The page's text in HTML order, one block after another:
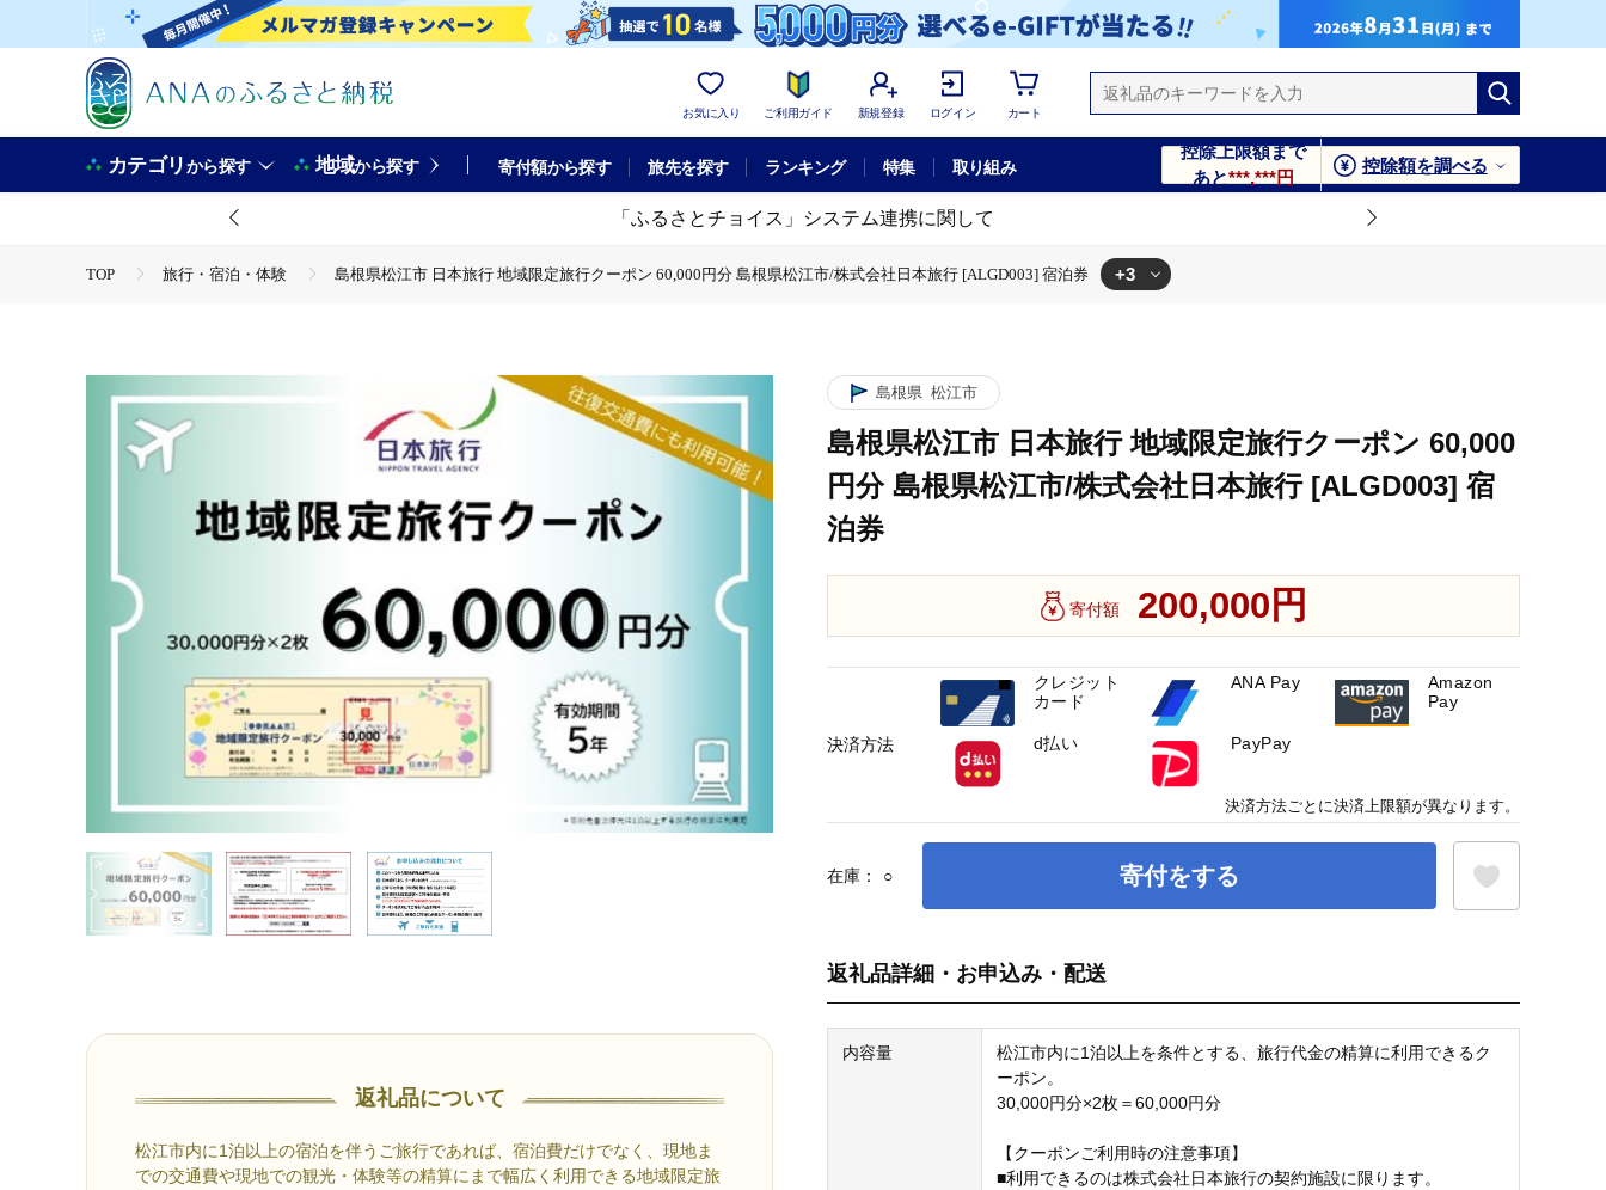
お気に入り ご利用ガイド 新規登録 ログイン カート
カテゴリから探す 地域から探す 寄付額から探す 旅先を探す ランキング 特集 取り組み
控除上限額まで
あと***,***円
控除額を調べる
「ふるさとチョイス」システム連携に関して
TOP 旅行・宿泊・体験 島根県松江市 日本旅行 地域限定旅行クーポン 60,000円分 島根県松江市/株式会社日本旅行 [ALGD003] 宿泊券 +3
返礼品について
松江市内に1泊以上の宿泊を伴うご旅行であれば、宿泊費だけでなく、現地ま
での交通費や現地での観光・体験等の精算にまで幅広く利用できる地域限定旅
島根県 松江市
島根県松江市 日本旅行 地域限定旅行クーポン 60,000
円分 島根県松江市/株式会社日本旅行 [ALGD003] 宿
泊券
寄付額 200,000円
在庫： ○ 寄付をする
返礼品詳細・お申込み・配送
内容量
松江市内に1泊以上を条件とする、旅行代金の精算に利用できるク
ーポン。
30,000円分×2枚＝60,000円分
【クーポンご利用時の注意事項】
■利用できるのは株式会社日本旅行の契約施設に限ります。
決済方法
クレジット
カード
ANA Pay
Amazon
Pay
d払い PayPay
決済方法ごとに決済上限額が異なります。